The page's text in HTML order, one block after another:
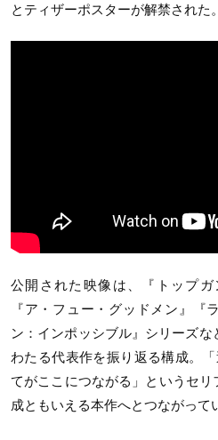
とティザーポスターが解禁された。
公開された映像は、『トップガ
『ア・フュー・グッドメン』『
ン：インポッシブル』シリーズ
わたる代表作を振り返る構成。
てがここにつながる」というセ
成ともいえる本作へとつながって